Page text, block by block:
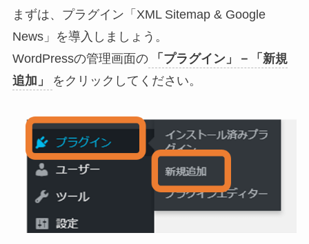
まずは、プラグイン「XML Sitemap & Google
News」を導入しましょう。
WordPressの管理画面の
「プラグイン」－「新規
追加」
をクリックしてください。